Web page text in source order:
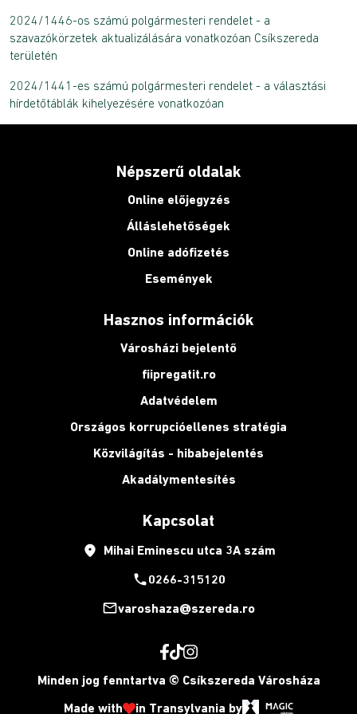
2024/1446-os számú polgármesteri rendelet - a
szavazókörzetek aktualizálására vonatkozóan Csíkszereda
területén
2024/1441-es számú polgármesteri rendelet - a választási
hírdetőtáblák kihelyezésére vonatkozóan
Népszerű oldalak
Online előjegyzés
Álláslehetőségek
Online adófizetés
Események
Hasznos információk
Városházi bejelentő
fiipregatit.ro
Adatvédelem
Országos korrupcióellenes stratégia
Közvilágítás - hibabejelentés
Akadálymentesítés
Kapcsolat
place Mihai Eminescu utca 3A szám
phone0266-315120
mail_outlinevaroshaza@szereda.ro
Minden jog fenntartva © Csíkszereda Városháza
Made with
in Transylvania by